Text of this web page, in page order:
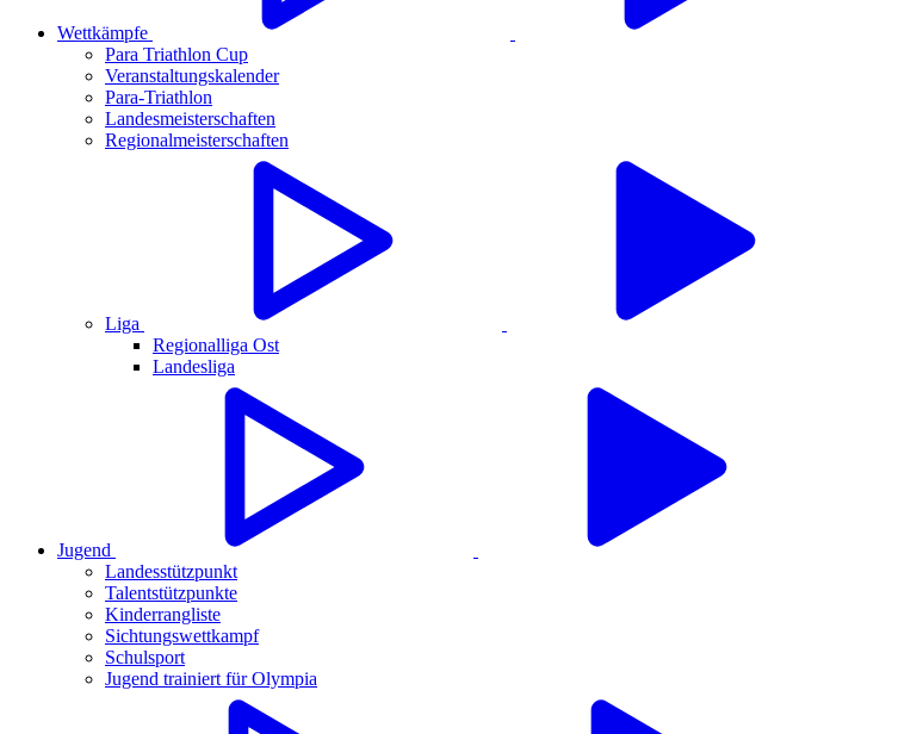
Wettkämpfe
Para Triathlon Cup
Veranstaltungskalender
Para-Triathlon
Landesmeisterschaften
Regionalmeisterschaften
Liga
Regionalliga Ost
Landesliga
Jugend
Landesstützpunkt
Talentstützpunkte
Kinderrangliste
Sichtungswettkampf
Schulsport
Jugend trainiert für Olympia